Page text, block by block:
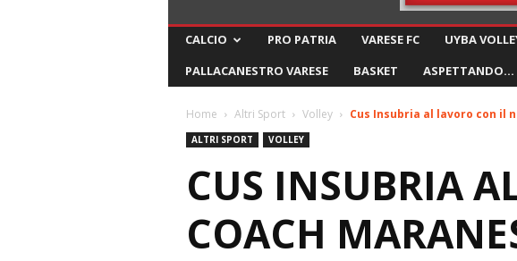
CALCIO PRO PATRIA VARESE FC UYBA
PALLACANESTRO VARESE
BASKET ASPETTANDO…
Home Altri Sport Volley Cus Insubria al lavoro con il
ALTRI SPORT VOLLEY
CUS INSUBRIA
COACH